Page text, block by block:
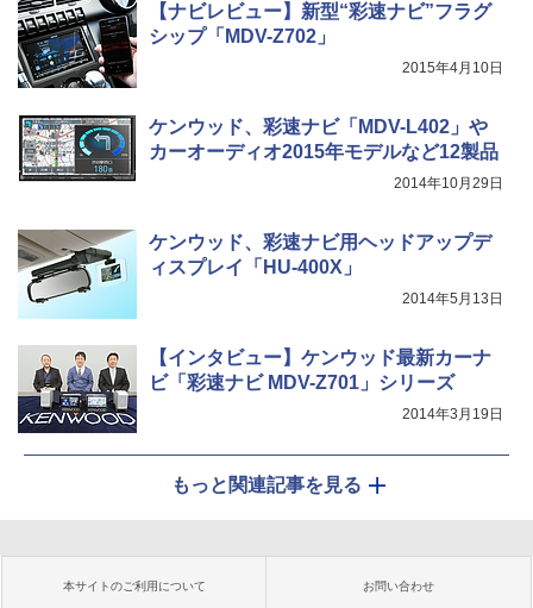
【ナビレビュー】新型“彩速ナビ”フラグ
シップ「MDV-Z702」
2015年4月10日
ケンウッド、彩速ナビ「MDV-L402」や
カーオーディオ2015年モデルなど12製品
2014年10月29日
ケンウッド、彩速ナビ用ヘッドアップデ
ィスプレイ「HU-400X」
2014年5月13日
【インタビュー】ケンウッド最新カーナ
ビ「彩速ナビ MDV-Z701」シリーズ
2014年3月19日
もっと関連記事を見る
本サイトのご利用について お問い合わせ